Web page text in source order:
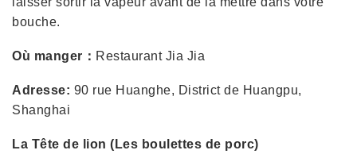
bouche.
Où manger： Restaurant Jia Jia
Adresse: 90 rue Huanghe, District de Huangpu,
Shanghai
La Tête de lion (Les boulettes de porc)